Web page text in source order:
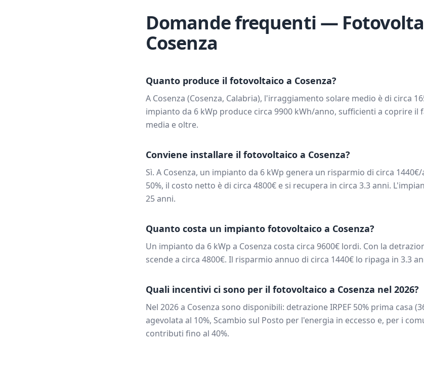
Domande frequenti —
Cosenza
Quanto produce il fotovoltaico a Cosenza?
A Cosenza (Cosenza, Calabria), l'irraggiamento solare medio è di circa
impianto da 6 kWp produce circa 9900 kWh/anno, sufficienti a coprire il
media e oltre.
Conviene installare il fotovoltaico a Cosenza?
Sì. A Cosenza, un impianto da 6 kWp genera un risparmio di circa 1440€/
50%, il costo netto è di circa 4800€ e si recupera in circa 3.3anni.
25 anni.
Quanto costa un impianto fotovoltaico a Cosenza?
Un impianto da 6 kWp a Cosenza costa circa 9600€ lordi. Con la
scende a circa 4800€. Il risparmio annuo di circa 1440€ lo ripaga in 3.3
Quali incentivi ci sono per il fotovoltaico a Cosenza nel 2026?
Nel 2026 a Cosenza sono disponibili: detrazione IRPEF 50% prima casa
agevolata al 10%, Scambio sul Posto per l'energia in eccesso e, per i
contributi fino al 40%.